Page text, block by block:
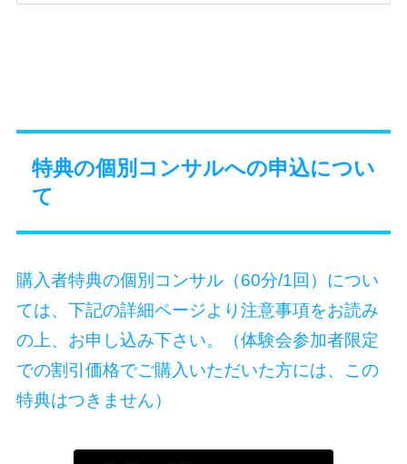
特典の個別コンサルへの申込につい
て
購入者特典の個別コンサル（60分/1回）につい
ては、下記の詳細ページより注意事項をお読み
の上、お申し込み下さい。（体験会参加者限定
での割引価格でご購入いただいた方には、この
特典はつきません）